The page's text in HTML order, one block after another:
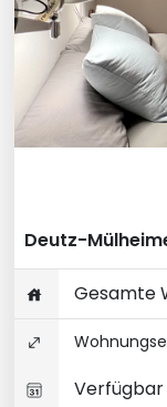
Deutz-
Gesamte